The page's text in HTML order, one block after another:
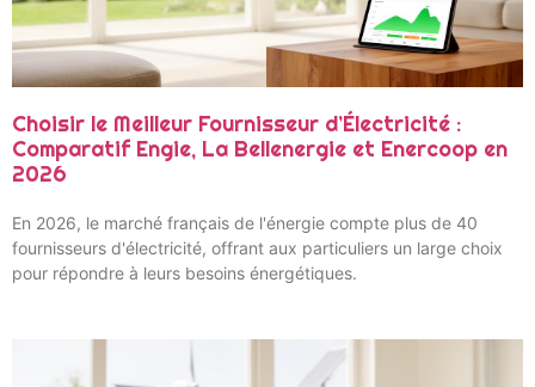
Choisir le Meilleur Fournisseur d’Électricité :
Comparatif Engie, La Bellenergie et Enercoop en
2026
En 2026, le marché français de l'énergie compte plus de 40
fournisseurs d'électricité, offrant aux particuliers un large choix
pour répondre à leurs besoins énergétiques.